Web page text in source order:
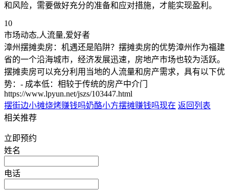
和风险，需要做好充分的准备和应对措施，才能实现盈利。
10
市场动态,人流量,爱好者
漳州摆摊卖房：机遇还是陷阱？摆摊卖房的优势漳州作为福建
省的一个沿海城市，经济发展迅速，房地产市场也较为活跃。
摆摊卖房可以充分利用当地的人流量和房产需求，具有以下优
势：- 成本低：相较于传统的房产中介门
https://www.lpyun.net/jszs/103447.html
摆街边小摊烧烤赚钱吗奶酪小方摆摊赚钱吗现在 返回列表
相关推荐
立即预约
姓名
电话